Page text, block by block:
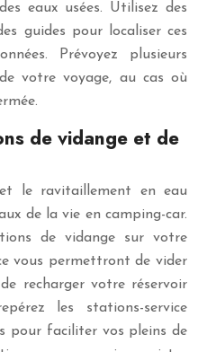
eaux usées. Utilisez des
guides pour localiser ces
Prévoyez plusieurs
votre voyage, au cas où
de vidange et de
le ravitaillement en eau
de la vie en camping-car.
de vidange sur votre
vous permettront de vider
recharger votre réservoir
les stations-service
pour faciliter vos pleins de